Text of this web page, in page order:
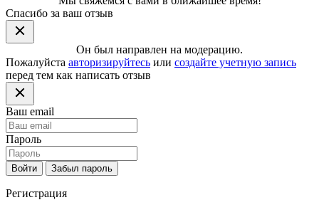
Спасибо за ваш отзыв
Он был направлен на модерацию.
Пожалуйста авторизируйтесь или создайте учетную запись
перед тем как написать отзыв
Ваш email
Пароль
Войти Забыл пароль
Регистрация